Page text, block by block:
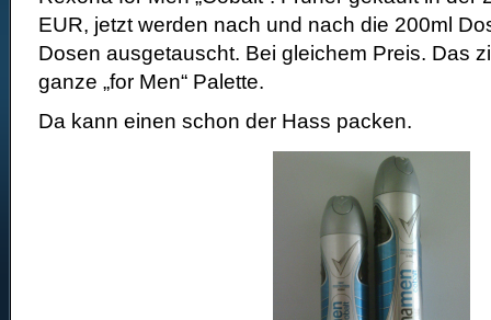
EUR, jetzt werden nach und nach die 200ml
Dosen ausgetauscht. Bei gleichem Preis. Das
ganze „for Men“ Palette.
Da kann einen schon der Hass packen.